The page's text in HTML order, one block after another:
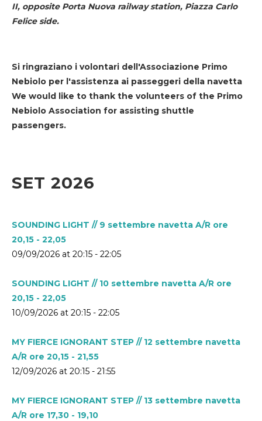
II, opposite Porta Nuova railway station, Piazza Carlo
Felice side.
Si ringraziano i volontari dell'Associazione Primo
Nebiolo per l'assistenza ai passeggeri della navetta
We would like to thank the volunteers of the Primo
Nebiolo Association for assisting shuttle
passengers.
SET 2026
SOUNDING LIGHT // 9 settembre navetta A/R ore
20,15 - 22,05
09/09/2026 at 20:15 - 22:05
SOUNDING LIGHT // 10 settembre navetta A/R ore
20,15 - 22,05
10/09/2026 at 20:15 - 22:05
MY FIERCE IGNORANT STEP // 12 settembre navetta
A/R ore 20,15 - 21,55
12/09/2026 at 20:15 - 21:55
MY FIERCE IGNORANT STEP // 13 settembre navetta
A/R ore 17,30 - 19,10